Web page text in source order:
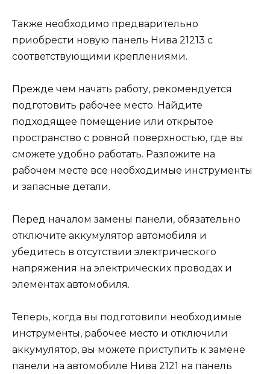
Также необходимо предварительно
приобрести новую панель Нива 21213 с
соответствующими креплениями.
Прежде чем начать работу, рекомендуется
подготовить рабочее место. Найдите
подходящее помещение или открытое
пространство с ровной поверхностью, где вы
сможете удобно работать. Разложите на
рабочем месте все необходимые инструменты
и запасные детали.
Перед началом замены панели, обязательно
отключите аккумулятор автомобиля и
убедитесь в отсутствии электрического
напряжения на электрических проводах и
элементах автомобиля.
Теперь, когда вы подготовили необходимые
инструменты, рабочее место и отключили
аккумулятор, вы можете приступить к замене
панели на автомобиле Нива 2121 на панель